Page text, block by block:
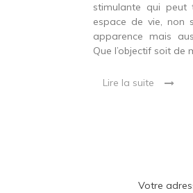
stimulante qui peut
espace de vie, non
apparence mais
Que l’objectif soit de
Lire la suite
Votre